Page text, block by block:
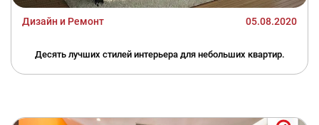
Дизайн и Ремонт 05.08.2020
Десять лучших стилей интерьера для небольших квартир.